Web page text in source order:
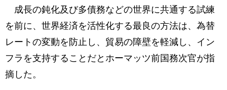
成長の鈍化及び多債務などの世界に共通する試練
を前に、世界経済を活性化する最良の方法は、為替
レートの変動を防止し、貿易の障壁を軽減し、イン
フラを支持することだとホーマッツ前国務次官が指
摘した。